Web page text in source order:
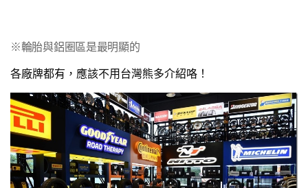
※輪胎與鋁圈區是最明顯的
各廠牌都有，應該不用台灣熊多介紹咯！